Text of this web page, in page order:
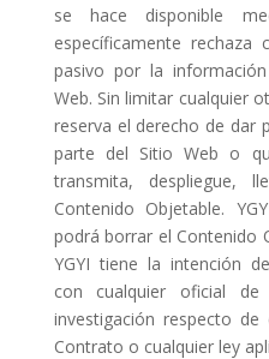
se hace disponible
específicamente rechaza
pasivo por la
Web. Sin limitar cualquier
reserva el derecho de dar
parte del Sitio Web o
transmita, despliegue,
Contenido Objetable.
podrá borrar el Contenido
YGYI tiene la intención
con cualquier oficial
investigación respecto
Contrato o cualquier ley